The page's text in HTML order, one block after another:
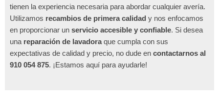
tienen la experiencia necesaria para abordar cualquier avería.
Utilizamos recambios de primera calidad y nos enfocamos
en proporcionar un servicio accesible y confiable. Si desea
una reparación de lavadoraque cumpla con sus
expectativas de calidad y precio, no dude en contactarnos al
910 054 875. ¡Estamos aquí para ayudarle!